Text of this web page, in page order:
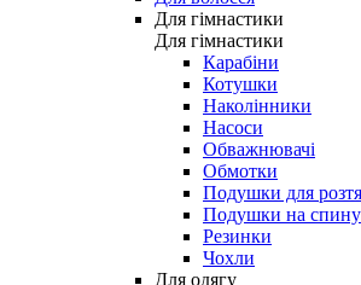
Для гімнастики
Для гімнастики
Карабіни
Котушки
Наколінники
Насоси
Обважнювачі
Обмотки
Подушки для
Подушки на спину
Резинки
Чохли
Для одягу